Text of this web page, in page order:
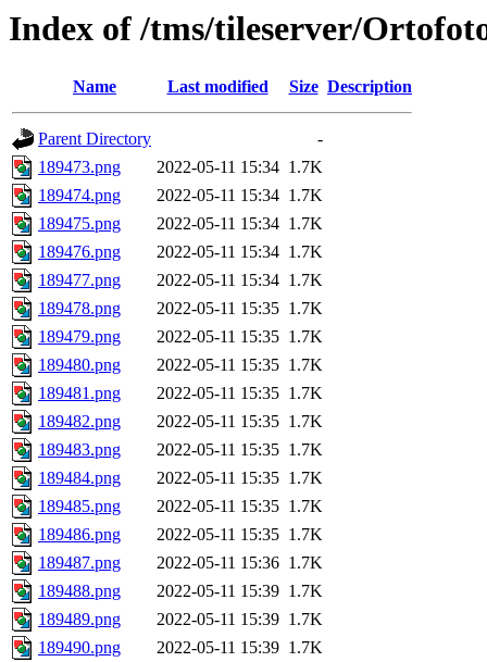
Index of /tms/tileserver/
Name Last modified Size Description
Parent Directory
-
189473.png
2022-05-11 15:34 1.7K
189474.png
2022-05-11 15:34 1.7K
189475.png
2022-05-11 15:34 1.7K
189476.png
2022-05-11 15:34 1.7K
189477.png
2022-05-11 15:34 1.7K
189478.png
2022-05-11 15:35 1.7K
189479.png
2022-05-11 15:35 1.7K
189480.png
2022-05-11 15:35 1.7K
189481.png
2022-05-11 15:35 1.7K
189482.png
2022-05-11 15:35 1.7K
189483.png
2022-05-11 15:35 1.7K
189484.png
2022-05-11 15:35 1.7K
189485.png
2022-05-11 15:35 1.7K
189486.png
2022-05-11 15:35 1.7K
189487.png
2022-05-11 15:36 1.7K
189488.png
2022-05-11 15:39 1.7K
189489.png
2022-05-11 15:39 1.7K
189490.png
2022-05-11 15:39 1.7K